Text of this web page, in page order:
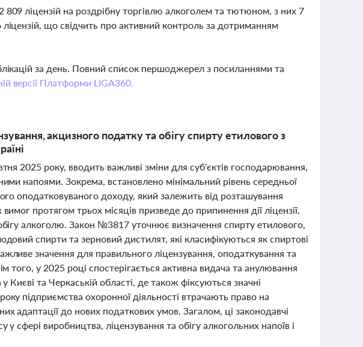
ліцензій на роздрібну торгівлю алкоголем та тютюном, з них 7
що свідчить про активний контроль за дотриманням
за день. Повний список першоджерел з посиланнями та
версії Платформи LIGA360.
акцизного податку та обігу спирту етилового з
2025 року, вводить важливі зміни для суб'єктів господарювання,
напоями. Зокрема, встановлено мінімальний рівень середньої
оподатковуваного доходу, який залежить від розташування
протягом трьох місяців призведе до припинення дії ліцензії,
алкоголю. Закон №3817 уточнює визначення спирту етилового,
спирти та зерновий дистилят, які класифікуються як спиртові
значення для правильного ліцензування, оподаткування та
того, у 2025 році спостерігається активна видача та анулювання
Києві та Черкаській області, де також фіксуються значні
підприємства охоронної діяльності втрачають право на
адаптації до нових податкових умов. Загалом, ці законодавчі
сфері виробництва, ліцензування та обігу алкогольних напоїв і